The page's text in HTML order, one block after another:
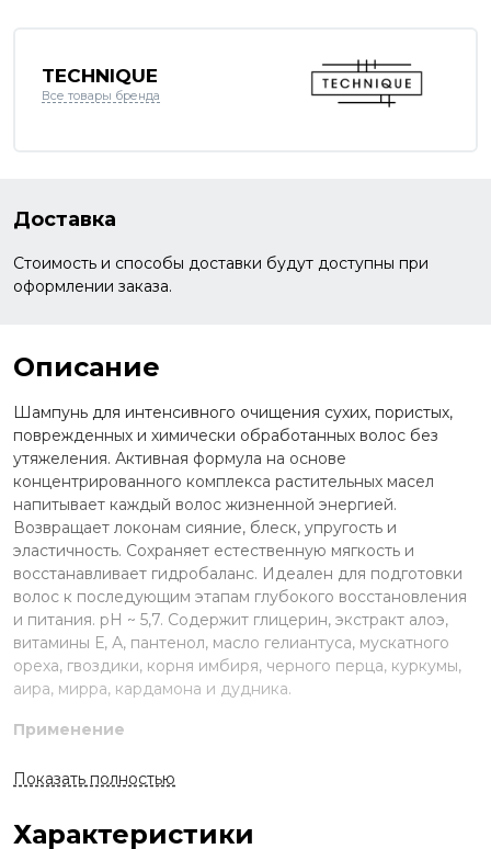
TECHNIQUE
Все товары бренда
Доставка
Стоимость и способы доставки будут доступны при
оформлении заказа.
Описание
Шампунь для интенсивного очищения сухих, пористых,
поврежденных и химически обработанных волос без
утяжеления. Активная формула на основе
концентрированного комплекса растительных масел
напитывает каждый волос жизненной энергией.
Возвращает локонам сияние, блеск, упругость и
эластичность. Сохраняет естественную мягкость и
восстанавливает гидробаланс. Идеален для подготовки
волос к последующим этапам глубокого восстановления
и питания. рН ~ 5,7. Содержит глицерин, экстракт алоэ,
витамины Е, А, пантенол, масло гелиантуса, мускатного
ореха, гвоздики, корня имбиря, черного перца, куркумы,
аира, мирра, кардамона и дудника.
Применение
Нанесите небольшое количество на мокрые кожу и
волосы. Вспеньте и смойте водой. При необходимости
Показать полностью
Характеристики